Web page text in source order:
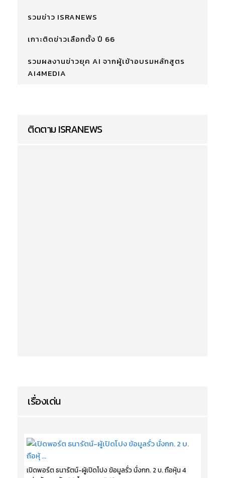
รวมข่าว ISRANEWS
เกาะติดข่าวเลือกตั้ง ปี 66
รวมผลงานข่าวยุค AI จากผู้เข้าอบรมหลักสูตร
AI4MEDIA
ติดตาม ISRANEWS
เรื่องเด่น
เปิดพอร์ต ธนารัตน์-ผู้เปิดโปง ข้อมูลรั่ว นั่งกก. 2 บ. ถือหุ้น 4